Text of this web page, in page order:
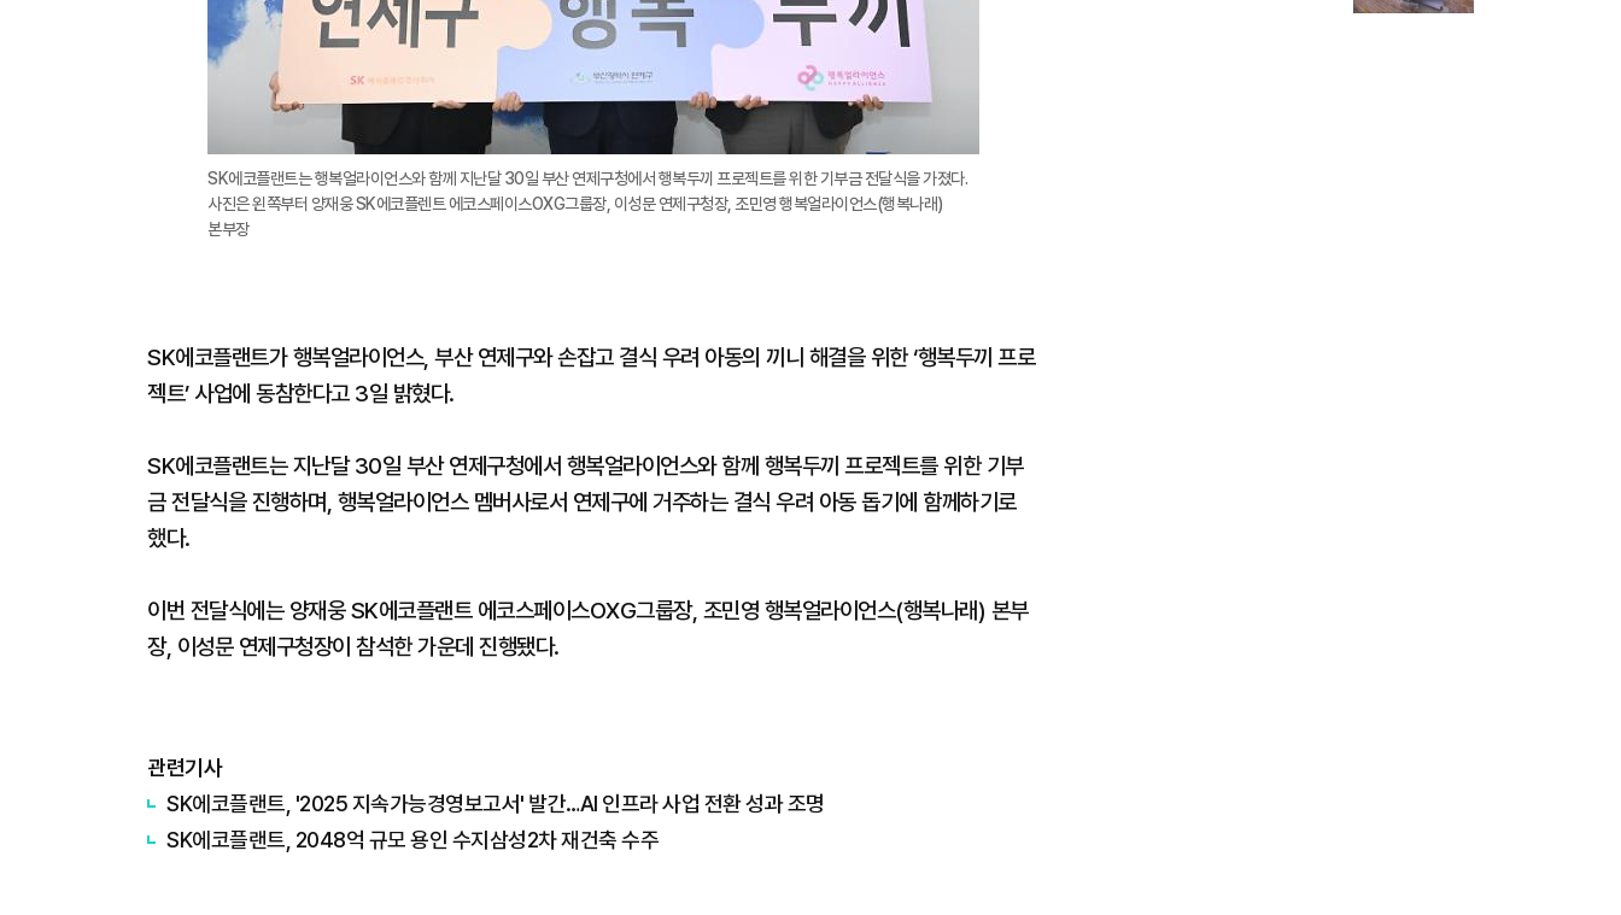
SK에코플랜트는 행복얼라이언스와 함께 지난달 30일 부산 연제구청에서 행복두끼 프로젝트를 위한 기부금 전달식을 가졌다.
사진은 왼쪽부터 양재웅 SK에코플렌트 에코스페이스OXG그룹장, 이성문 연제구청장, 조민영 행복얼라이언스(행복나래)
본부장
SK에코플랜트가 행복얼라이언스, 부산 연제구와 손잡고 결식 우려 아동의 끼니 해결을 위한 ‘행복두끼 프로
젝트’ 사업에 동참한다고 3일 밝혔다.
SK에코플랜트는 지난달 30일 부산 연제구청에서 행복얼라이언스와 함께 행복두끼 프로젝트를 위한 기부
금 전달식을 진행하며, 행복얼라이언스 멤버사로서 연제구에 거주하는 결식 우려 아동 돕기에 함께하기로
했다.
이번 전달식에는 양재웅 SK에코플랜트 에코스페이스OXG그룹장, 조민영 행복얼라이언스(행복나래) 본부
장, 이성문 연제구청장이 참석한 가운데 진행됐다.
관련기사
SK에코플랜트, '2025 지속가능경영보고서' 발간…AI 인프라 사업 전환 성과 조명
SK에코플랜트, 2048억 규모 용인 수지삼성2차 재건축 수주